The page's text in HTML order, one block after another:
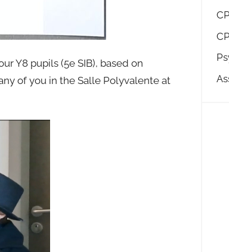
Y8 pupils (5e SIB), based on
of you in the Salle Polyvalente at